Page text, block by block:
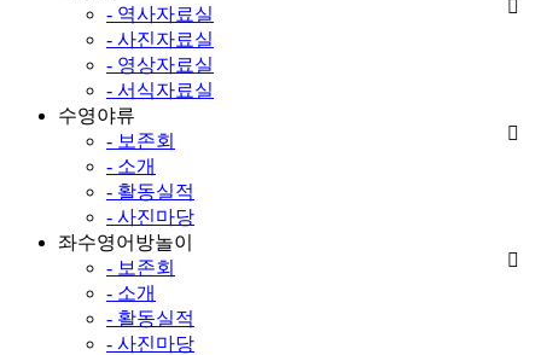
- 역사자료실
- 사진자료실
- 영상자료실
- 서식자료실
수영야류
- 보존회
- 소개
- 활동실적
- 사진마당
좌수영어방놀이
- 보존회
- 소개
- 활동실적
- 사진마당